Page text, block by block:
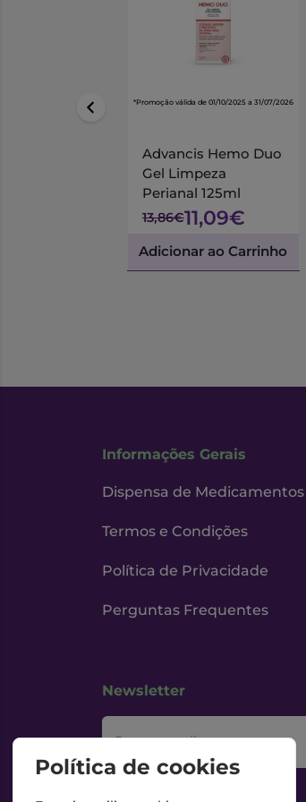
*Promoção válida de 01/10/2025 a 31/07/2026
Advancis Hemo Duo
Gel Limpeza
Perianal 125ml
13,86€11,09€
Adicionar ao Carrinho
Informações Gerais
Dispensa de
Termos e Condições
Política de Privacidade
Perguntas Frequentes
Newsletter
O seu email
Política de cookies